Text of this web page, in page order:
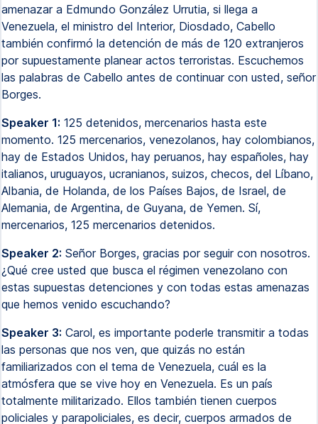
amenazar a Edmundo González Urrutia, si llega a
Venezuela, el ministro del Interior, Diosdado, Cabello
también confirmó la detención de más de 120 extranjeros
por supuestamente planear actos terroristas. Escuchemos
las palabras de Cabello antes de continuar con usted, señor
Borges.
Speaker 1: 125 detenidos, mercenarios hasta este
momento. 125 mercenarios, venezolanos, hay colombianos,
hay de Estados Unidos, hay peruanos, hay españoles, hay
italianos, uruguayos, ucranianos, suizos, checos, del Líbano,
Albania, de Holanda, de los Países Bajos, de Israel, de
Alemania, de Argentina, de Guyana, de Yemen. Sí,
mercenarios, 125 mercenarios detenidos.
Speaker 2: Señor Borges, gracias por seguir con nosotros.
¿Qué cree usted que busca el régimen venezolano con
estas supuestas detenciones y con todas estas amenazas
que hemos venido escuchando?
Speaker 3: Carol, es importante poderle transmitir a todas
las personas que nos ven, que quizás no están
familiarizados con el tema de Venezuela, cuál es la
atmósfera que se vive hoy en Venezuela. Es un país
totalmente militarizado. Ellos también tienen cuerpos
policiales y parapoliciales, es decir, cuerpos armados de